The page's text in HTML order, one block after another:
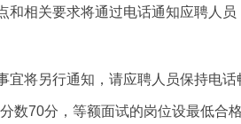
和相关要求将通过电话通知应聘人
宜将另行通知，请应聘人员保持电
数70分 ，等额面试的岗位设最低合